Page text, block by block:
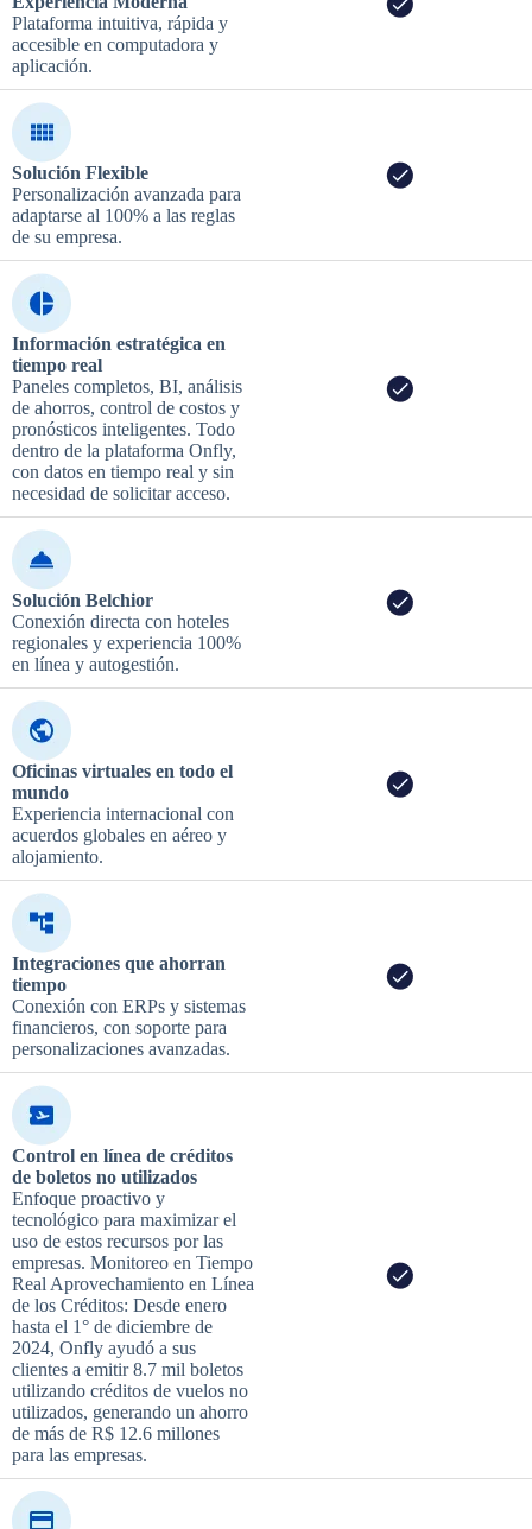
Plataforma intuitiva, rápida y
accesible en computadora y
aplicación.
Solución Flexible
Personalización avanzada para
adaptarse al 100% a las reglas
de su empresa.
Información estratégica en
tiempo real
Paneles completos, BI, análisis
de ahorros, control de costos y
pronósticos inteligentes. Todo
dentro de la plataforma Onfly,
con datos en tiempo real y sin
necesidad de solicitar acceso.
Solución Belchior
Conexión directa con hoteles
regionales y experiencia 100%
en línea y autogestión.
Oficinas virtuales en todo el
mundo
Experiencia internacional con
acuerdos globales en aéreo y
alojamiento.
Integraciones que ahorran
tiempo
Conexión con ERPs y sistemas
financieros, con soporte para
personalizaciones avanzadas.
Control en línea de créditos
de boletos no utilizados
Enfoque proactivo y
tecnológico para maximizar el
uso de estos recursos por las
empresas. Monitoreo en Tiempo
Real Aprovechamiento en Línea
de los Créditos: Desde enero
hasta el 1° de diciembre de
2024, Onfly ayudó a sus
clientes a emitir 8.7 mil boletos
utilizando créditos de vuelos no
utilizados, generando un ahorro
de más de R$ 12.6 millones
para las empresas.